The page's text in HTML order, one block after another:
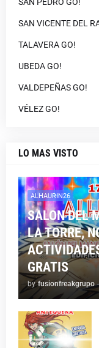
SAN VICENTE DEL
TALAVERA GO!
UBEDA GO!
VALDEPEÑAS GO!
VÉLEZ GO!
LO MAS VISTO
ALHAURIN26
SALON DEL
LA TORRE,
GRATIS
by fusionfreakgrupo -